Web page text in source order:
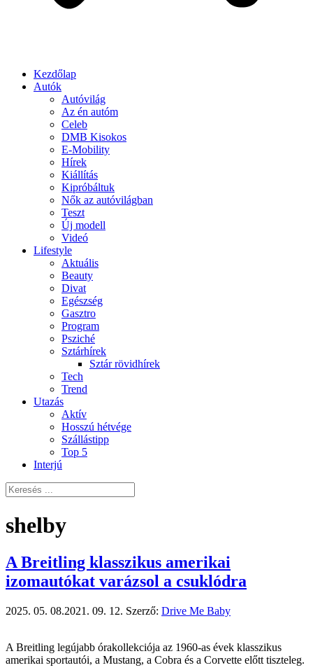
Kezdőlap
Autók
Autóvilág
Az én autóm
Celeb
DMB Kisokos
E-Mobility
Hírek
Kiállítás
Kipróbáltuk
Nők az autóvilágban
Teszt
Új modell
Videó
Lifestyle
Aktuális
Beauty
Divat
Egészség
Gasztro
Program
Psziché
Sztárhírek
Sztár rövidhírek
Tech
Trend
Utazás
Aktív
Hosszú hétvége
Szállástipp
Top 5
Interjú
shelby
A Breitling klasszikus amerikai
izomautókat varázsol a csuklódra
2025. 05. 08.2021. 09. 12. Szerző: Drive Me Baby
A Breitling legújabb órakollekciója az 1960-as évek klasszikus
amerikai sportautói, a Mustang, a Cobra és a Corvette előtt tiszteleg.